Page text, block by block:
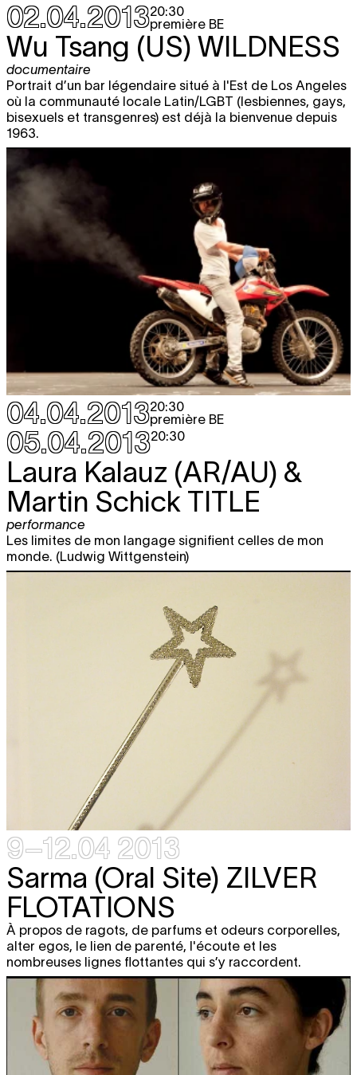
02.04.201320:30
première BE
Wu Tsang (US) WILDNESS
documentaire
Portrait d’un bar légendaire situé à l'Est de Los Angeles
où la communauté locale Latin/LGBT (lesbiennes, gays,
bisexuels et transgenres) est déjà la bienvenue depuis
1963.
04.04.201320:30
première BE
05.04.201320:30
Laura Kalauz (AR/AU) &
Martin Schick TITLE
performance
Les limites de mon langage signifient celles de mon
monde. (Ludwig Wittgenstein)
9–12.04 2013
Sarma (Oral Site) ZILVER
FLOTATIONS
À propos de ragots, de parfums et odeurs corporelles,
alter egos, le lien de parenté, l'écoute et les
nombreuses lignes flottantes qui s’y raccordent.